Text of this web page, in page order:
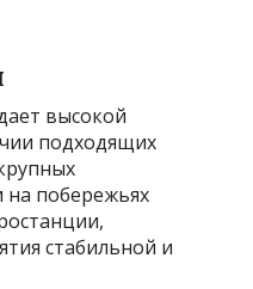
высокой
подходящих
побережьях
стабильной и